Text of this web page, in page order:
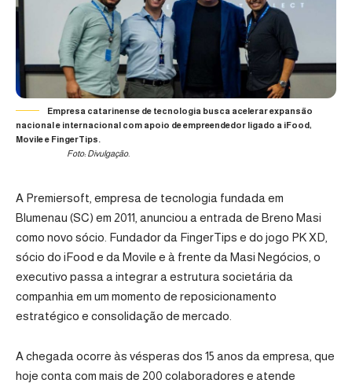
Empresa catarinense de tecnologia busca acelerar expansão
nacional e internacional com apoio de empreendedor ligado a iFood,
Movile e FingerTips.
Foto: Divulgação.
A Premiersoft, empresa de tecnologia fundada em
Blumenau (SC) em 2011, anunciou a entrada de Breno Masi
como novo sócio. Fundador da FingerTips e do jogo PK XD,
sócio do iFood e da Movile e à frente da Masi Negócios, o
executivo passa a integrar a estrutura societária da
companhia em um momento de reposicionamento
estratégico e consolidação de mercado.
A chegada ocorre às vésperas dos 15 anos da empresa, que
hoje conta com mais de 200 colaboradores e atende